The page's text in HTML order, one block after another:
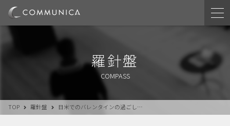
羅針盤
COMPASS
TOP 羅針盤 日米でのバレンタインの過ごし…